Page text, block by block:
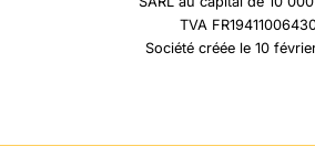
TVA
Société créée le 10